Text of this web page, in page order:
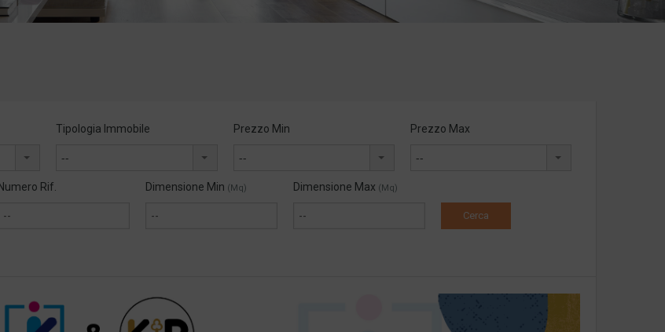
Tipologia Immobile
--
Prezzo Min
--
Prezzo Max
--
Rif. Dimensione Min (Mq) Dimensione Max (Mq)